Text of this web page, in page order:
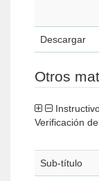
Descargar
Otros
Verificación
Sub-título